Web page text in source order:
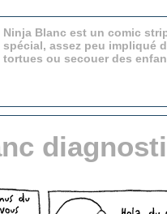
Ninja Blanc est un comic
spécial, assez peu impliqué
tortues ou secouer des